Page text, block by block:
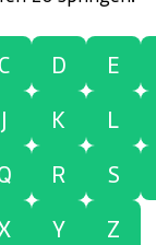
C D E
J K L
R S
Y Z